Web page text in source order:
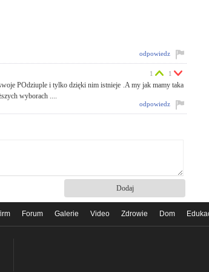
odpowiedz
POdziuple i tylko dzięki nim istnieje .A my jak mamy taka
wyborach ....
1 1
odpowiedz
Forum Galerie Video Zdrowie Dom